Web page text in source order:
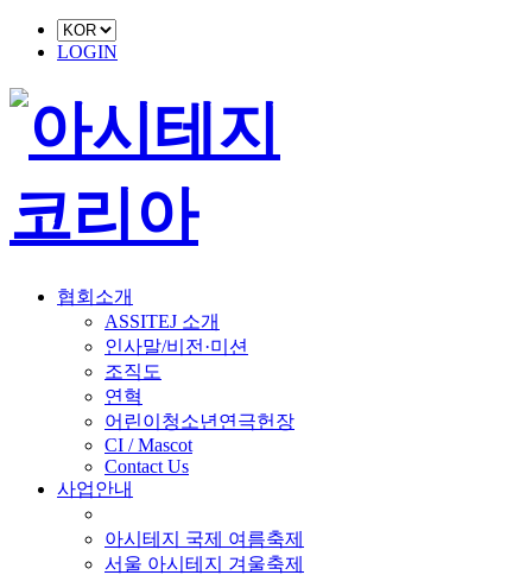
LOGIN
협회소개
ASSITEJ 소개
인사말/비전·미션
조직도
연혁
어린이청소년연극헌장
CI / Mascot
Contact Us
사업안내
아시테지 국제 여름축제
서울 아시테지 겨울축제